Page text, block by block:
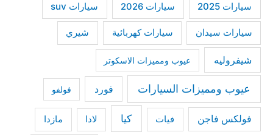
سيارات 2025 سيارات 2026 سيارات suv
سيارات سيدان سيارات كهربائية شيري
شيفروليه عيوب ومميزات الاسكوتر
عيوب ومميزات السيارات فورد فولفو
فولكس فاجن فيات كيا لادا مازدا